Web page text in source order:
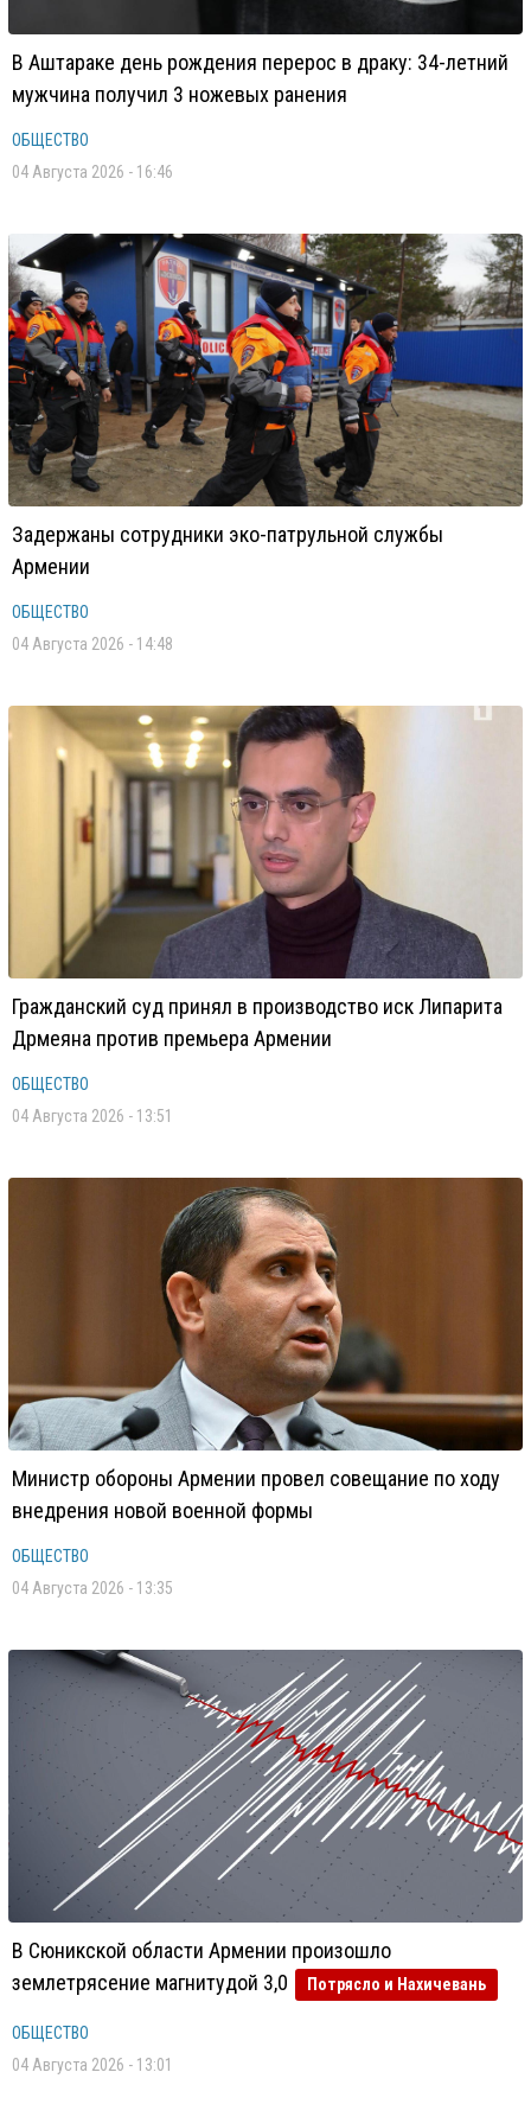
В Аштараке день рождения перерос в драку: 34-летний
мужчина получил 3 ножевых ранения
ОБЩЕСТВО
04 Августа 2026 - 16:46
Задержаны сотрудники эко-патрульной службы
Армении
ОБЩЕСТВО
04 Августа 2026 - 14:48
Гражданский суд принял в производство иск Липарита
Дрмеяна против премьера Армении
ОБЩЕСТВО
04 Августа 2026 - 13:51
Министр обороны Армении провел совещание по ходу
внедрения новой военной формы
ОБЩЕСТВО
04 Августа 2026 - 13:35
В Сюникской области Армении произошло
землетрясение магнитудой 3,0
Потрясло и Нахичевань
ОБЩЕСТВО
04 Августа 2026 - 13:01